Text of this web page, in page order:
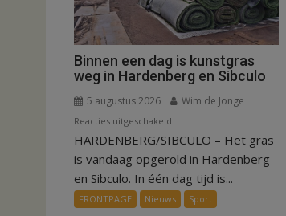
Binnen een dag is kunstgras
weg in Hardenberg en Sibculo
5 augustus 2026 Wim de Jonge
Reacties uitgeschakeld
Binnen
een
dag
is
kunstgras
HARDENBERG/SIBCULO – Het gras
is vandaag opgerold in Hardenberg
en Sibculo. In één dag tijd is...
FRONTPAGE Nieuws Sport